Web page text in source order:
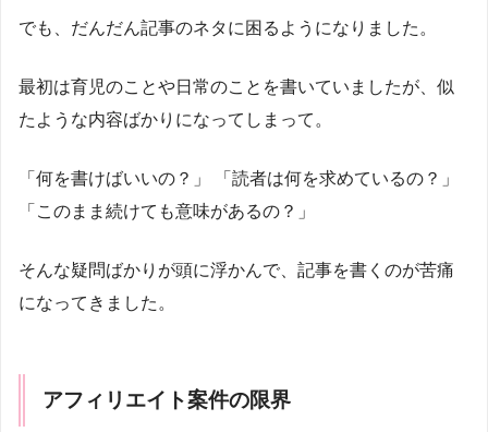
でも、だんだん記事のネタに困るようになりました。
最初は育児のことや日常のことを書いていましたが、似
たような内容ばかりになってしまって。
「何を書けばいいの？」 「読者は何を求めているの？」
「このまま続けても意味があるの？」
そんな疑問ばかりが頭に浮かんで、記事を書くのが苦痛
になってきました。
アフィリエイト案件の限界